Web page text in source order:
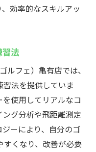
効率的なスキルアッ
習法
ルフェ）亀有店では、
法を提供していま
使用してリアルなコ
グ分析や飛距離測定
ーにより、自分のゴ
すくなり、改善が必要